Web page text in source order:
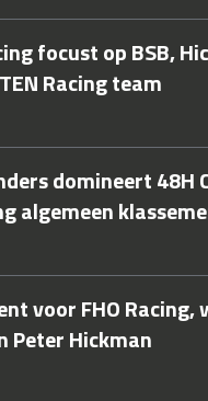
focust op BSB,
Racing team
domineert 48H
algemeen
voor FHO Racing,
Peter Hickman